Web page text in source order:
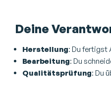
Deine
Herstellung: Du fertigst
Bearbeitung: Du
Qualitätsprüfung: Du